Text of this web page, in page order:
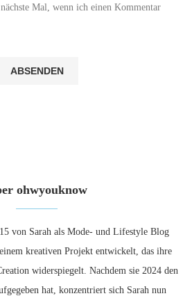
Mal, wenn ich einen Kommentar
ohwyouknow
von Sarah als Mode- und Lifestyle Blog
kreativen Projekt entwickelt, das ihre
widerspiegelt. Nachdem sie 2024 den
hat, konzentriert sich Sarah nun